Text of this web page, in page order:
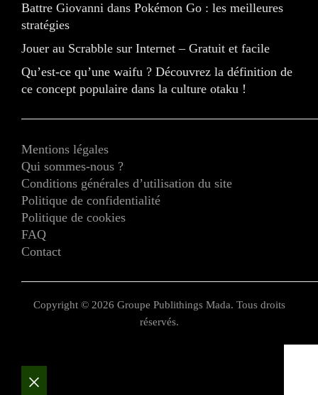
Battre Giovanni dans Pokémon Go : les meilleures
stratégies
Jouer au Scrabble sur Internet – Gratuit et facile
Qu’est-ce qu’une waifu ? Découvrez la définition de
ce concept populaire dans la culture otaku !
Mentions légales
Qui sommes-nous ?
Conditions générales d’utilisation du site
Politique de confidentialité
Politique de cookies
FAQ
Contact
Copyright © 2026 Groupe Publithings Mada. Tous droits
réservés.